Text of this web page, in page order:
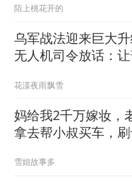
陌上桃花开的
乌军战法迎来巨大升
无人机司令放话：让
花漾夜雨飘雪
妈给我2千万嫁妆，
拿去帮小叔买车，刷
雪姐故事多